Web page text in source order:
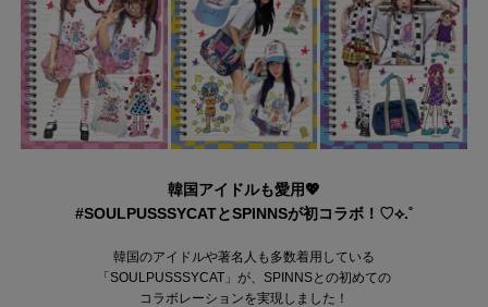
韓国アイドルも愛用💖
#SOULPUSSSYCATとSPINNSが初コラボ！♡⟡.˚
韓国のアイドルや著名人も多数着用している
「SOULPUSSSYCAT」が、SPINNSとの初めての
コラボレーションを実現しました！